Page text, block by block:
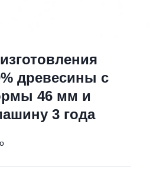
древесины с
46 мм и
3 года